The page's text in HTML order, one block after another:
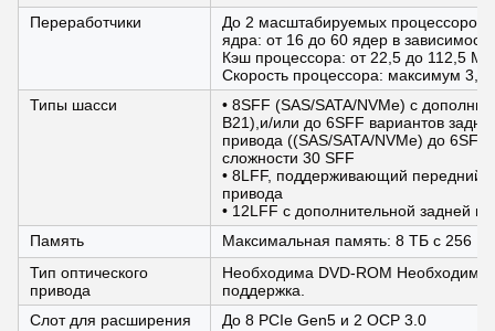
Переработчики
До 2 масштабируемых процессоров
ядра: от 16 до 60 ядер в
Кэш процессора: от 22,5 до 112,5
Скорость процессора: максимум 3,1
Типы шасси
• 8SFF (SAS/SATA/NVMe) с
B21),и/или до 6SFF вариантов
привода ((SAS/SATA/NVMe) до
сложности 30 SFF
• 8LFF, поддерживающий передний
привода
• 12LFF с дополнительной задней
Память
Максимальная память: 8 ТБ с 256
Тип оптического
привода
Необходима DVD-ROM Необходима
поддержка.
Слот для расширения
До 8 PCIe Gen5 и 2 OCP 3.0